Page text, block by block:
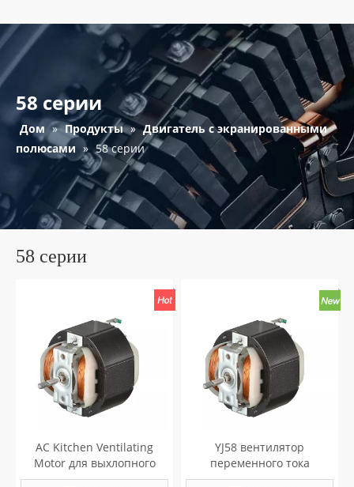
58 серии
Дом » Продукты » Двигатель с экранированными
полюсами » 58 серии
58 серии
AC Kitchen Ventilating
Motor для выхлопного
вентилятора
YJ58 вентилятор
переменного тока
электродвигатель